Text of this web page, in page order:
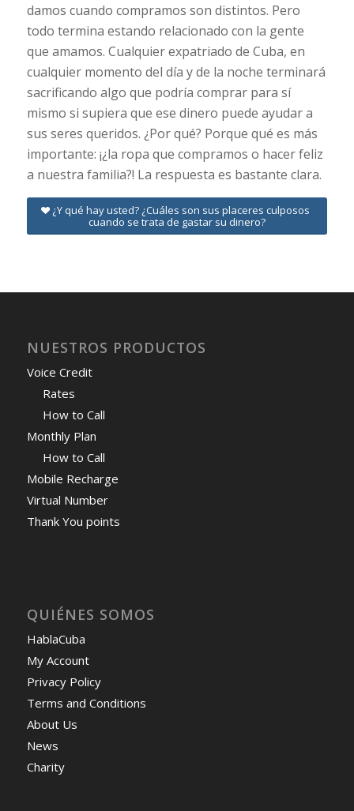
damos cuando compramos son distintos. Pero
todo termina estando relacionado con la gente
que amamos. Cualquier expatriado de Cuba, en
cualquier momento del día y de la noche terminará
sacrificando algo que podría comprar para sí
mismo si supiera que ese dinero puede ayudar a
sus seres queridos. ¿Por qué? Porque qué es más
importante: ¡¿la ropa que compramos o hacer feliz
a nuestra familia?! La respuesta es bastante clara.
¿Y qué hay usted? ¿Cuáles son sus placeres culposos
cuando se trata de gastar su dinero?
NUESTROS PRODUCTOS
Voice Credit
Rates
How to Call
Monthly Plan
How to Call
Mobile Recharge
Virtual Number
Thank You points
QUIÉNES SOMOS
HablaCuba
My Account
Privacy Policy
Terms and Conditions
About Us
News
Charity